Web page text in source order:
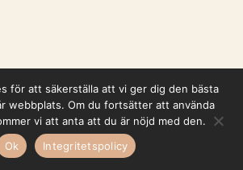
för att säkerställa att vi ger dig den bästa
webbplats. Om du fortsätter att använda
vi att anta att du är nöjd med den.
Ok
Integritetspolicy